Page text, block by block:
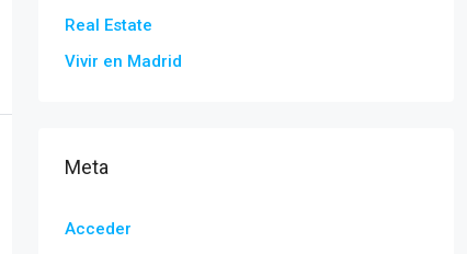
Real Estate
Vivir en Madrid
Meta
Acceder